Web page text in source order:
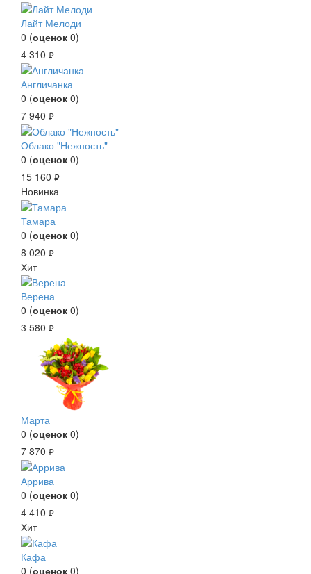
Лайт Мелоди
0 (оценок 0)
4 310 руб.
Англичанка
0 (оценок 0)
7 940 руб.
Облако "Нежность"
0 (оценок 0)
15 160 руб.
Новинка
Тамара
0 (оценок 0)
8 020 руб.
Хит
Верена
0 (оценок 0)
3 580 руб.
Марта
0 (оценок 0)
7 870 руб.
Аррива
0 (оценок 0)
4 410 руб.
Хит
Кафа
0 (оценок 0)